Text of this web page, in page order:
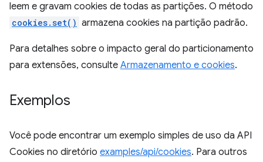
leem e gravam cookies de todas as partições. O método
cookies.set() armazena cookies na partição padrão.
Para detalhes sobre o impacto geral do particionamento
para extensões, consulte Armazenamento e cookies.
Exemplos
Você pode encontrar um exemplo simples de uso da API
Cookies no diretório examples/api/cookies. Para outros